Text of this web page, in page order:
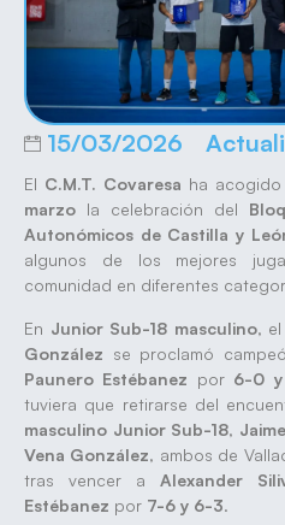
15/03/2026
El C.M.T. Covaresa ha acogido
marzo la celebración del
Autonómicos de Castilla y
algunos de los mejores
comunidad en diferentes
En Junior Sub-18 masculino, el
González se proclamó
Paunero Estébanez por 6-0
tuviera que retirarse del
masculino Junior Sub-18,
Vena González, ambos de
tras vencer a Alexander
Estébanez por 7-6 y 6-3.